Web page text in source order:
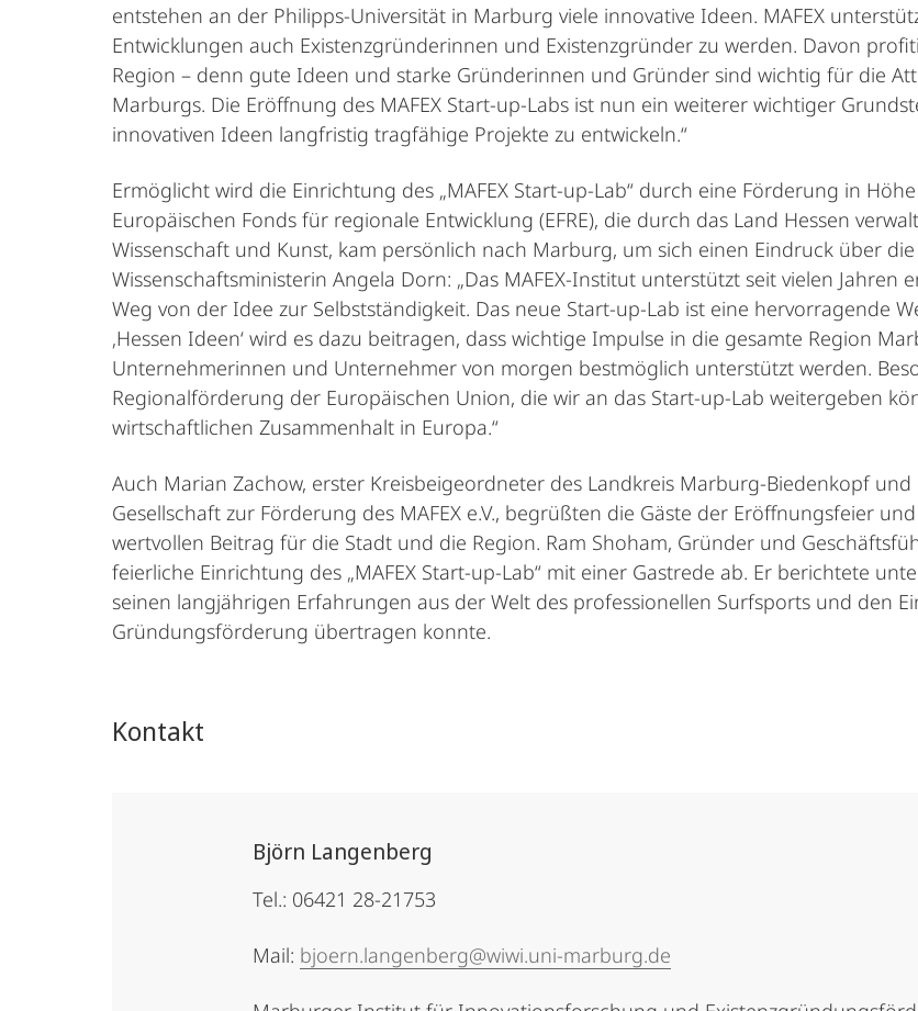
entstehen an der Philipps-Universität in Marburg viele innovative Ideen. MAFEX
Entwicklungen auch Existenzgründerinnen und Existenzgründer zu werden. Davon
Region – denn gute Ideen und starke Gründerinnen und Gründer sind wichtig für die
Marburgs. Die Eröffnung des MAFEX Start-up-Labs ist nun ein weiterer wichtiger
innovativen Ideen langfristig tragfähige Projekte zu entwickeln.“
Ermöglicht wird die Einrichtung des „MAFEX Start-up-Lab“ durch eine Förderung in
Europäischen Fonds für regionale Entwicklung (EFRE), die durch das Land Hessen
Wissenschaft und Kunst, kam persönlich nach Marburg, um sich einen Eindruck über
Wissenschaftsministerin Angela Dorn: „Das MAFEX-Institut unterstützt seit vielen
Weg von der Idee zur Selbstständigkeit. Das neue Start-up-Lab ist eine hervorragende
‚Hessen Ideen‘ wird es dazu beitragen, dass wichtige Impulse in die gesamte Region
Unternehmerinnen und Unternehmer von morgen bestmöglich unterstützt werden.
Regionalförderung der Europäischen Union, die wir an das Start-up-Lab weitergeben
wirtschaftlichen Zusammenhalt in Europa.“
Auch Marian Zachow, erster Kreisbeigeordneter des Landkreis Marburg-Biedenkopf
Gesellschaft zur Förderung des MAFEX e.V., begrüßten die Gäste der Eröffnungsfeier
wertvollen Beitrag für die Stadt und die Region. Ram Shoham, Gründer und
feierliche Einrichtung des „MAFEX Start-up-Lab“ mit einer Gastrede ab. Er berichtete
seinen langjährigen Erfahrungen aus der Welt des professionellen Surfsports und den
Gründungsförderung übertragen konnte.
Kontakt
Björn Langenberg
Tel.: 06421 28-21753
Mail: bjoern.langenberg@wiwi.uni-marburg.de